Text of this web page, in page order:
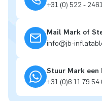
+31 (0) 522 -
Mail Mark of
info@jb-
Stuur Mark een
+31 (0)6 11 79 54